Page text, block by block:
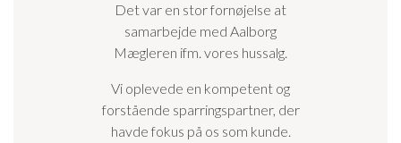
Det var en stor fornøjelse at
samarbejde med Aalborg
Mægleren ifm. vores hussalg.
Vi oplevede en kompetent og
forstående sparringspartner, der
havde fokus på os som kunde.